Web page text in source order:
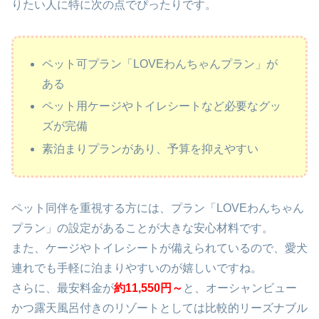
りたい人に特に次の点でぴったりです。
ペット可プラン「LOVEわんちゃんプラン」が
ある
ペット用ケージやトイレシートなど必要なグッ
ズが完備
素泊まりプランがあり、予算を抑えやすい
ペット同伴を重視する方には、プラン「LOVEわんちゃん
プラン」の設定があることが大きな安心材料です。
また、ケージやトイレシートが備えられているので、愛犬
連れでも手軽に泊まりやすいのが嬉しいですね。
さらに、最安料金が約11,550円～ と、オーシャンビュー
かつ露天風呂付きのリゾートとしては比較的リーズナブル